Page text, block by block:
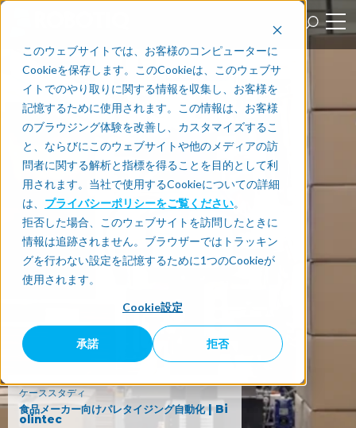
このウェブサイトでは、お客様のコンピューターに
Cookieを保存します。このCookieは、このウェブサ
イトでのやり取りに関する情報を収集し、お客様を
記憶するために使用されます。この情報は、お客様
のブラウジング体験を改善し、カスタマイズするこ
と、ならびにこのウェブサイトや他のメディアの訪
問者に関する解析と指標を得ることを目的として利
用されます。当社で使用するCookieについての詳細
は、 プライバシーポリシーをご覧ください。
拒否した場合、このウェブサイトを訪問したときに
情報は追跡されません。ブラウザーではトラッキン
グを行わない設定を記憶するために1つのCookieが
使用されます。
Cookie設定
承諾 拒否
ケーススタディ
食品メーカー向けパレタイジング自動化 | Bi
olintec